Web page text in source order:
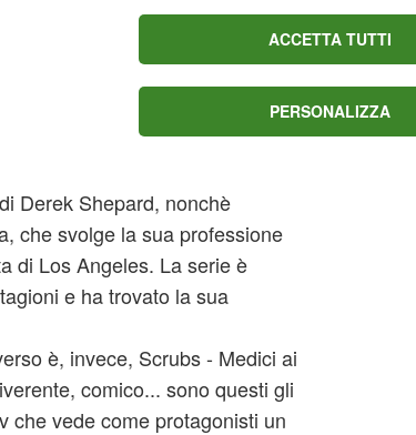
serie, ambientata in un
di Chicago, ha rappresentato
di Grey's Anatomy, questa serie
Derek Shepard, nonchè
che svolge la sua professione
di Los Angeles. La serie è
e ha trovato la sua
è, invece, Scrubs - Medici ai
comico... sono questi gli
che vede come protagonisti un
ACCETTA TUTTI
PERSONALIZZA